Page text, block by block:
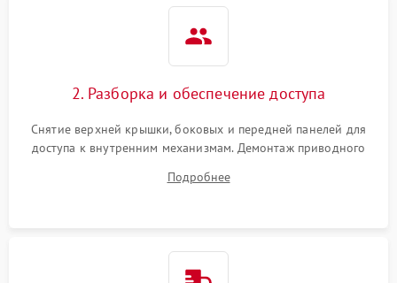
2. Разборка и обеспечение доступа
Снятие верхней крышки, боковых и передней панелей для
доступа к внутренним механизмам. Демонтаж приводного
Обеспечение свободного доступа к ТЭНу, компрессору,
Подробнее